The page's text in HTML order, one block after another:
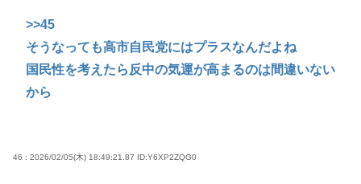
>>45
そうなっても高市自民党にはプラスなんだよね
国民性を考えたら反中の気運が高まるのは間違いない
から
46 : 2026/02/05(木) 18:49:21.87 ID:Y6XP2ZQG0